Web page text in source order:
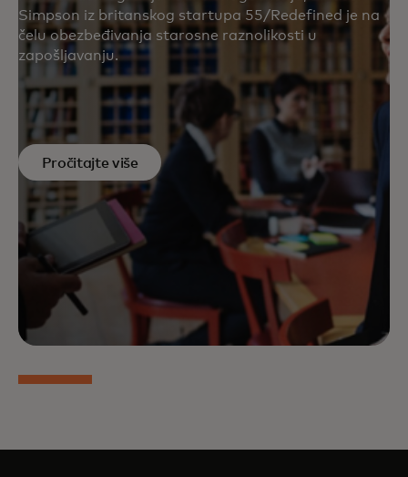
Simpson iz britanskog startupa 55/Redefined je na
čelu obezbeđivanja starosne raznolikosti u
zapošljavanju.
Pročitajte više